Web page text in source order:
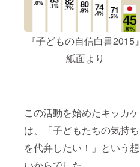
『子どもの自信白書2015』
紙面より
この活動を始めたキッカケ
は、「子どもたちの気持ち
を代弁したい！」という想